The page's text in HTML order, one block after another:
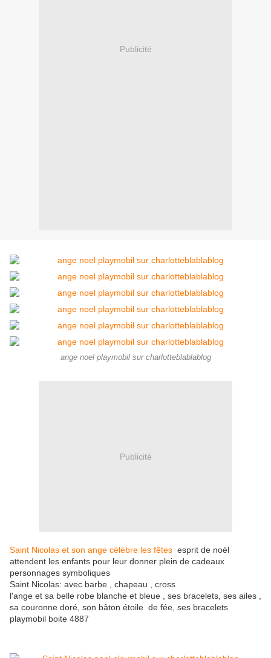
Publicité
ange noel playmobil sur charlotteblablablog
Publicité
Saint Nicolas et son ange célèbre les fêtes esprit de noël
attendent les enfants pour leur donner plein de cadeaux
personnages symboliques
Saint Nicolas: avec barbe , chapeau , cross
l'ange et sa belle robe blanche et bleue , ses bracelets, ses ailes ,
sa couronne doré, son bâton étoile de fée, ses bracelets
playmobil boite 4887